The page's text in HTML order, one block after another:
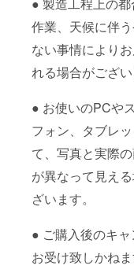
作業、天候に伴
ない事情により
れる場合がござい
● お使いのPCや
フォン、タブレ
て、写真と実際
が異なって見え
ざいます。
● ご購入後のキ
お受け致しかね